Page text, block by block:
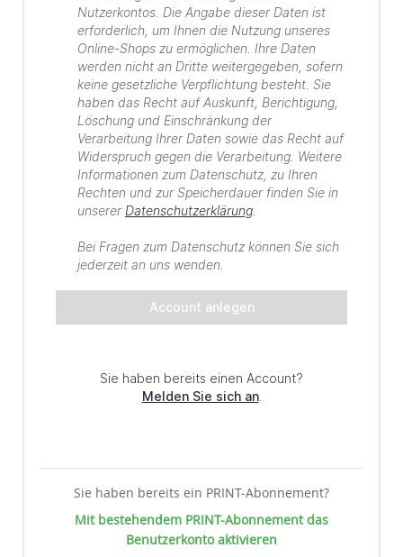
Sie haben bereits ein PRINT-Abonnement?
Mit bestehendem PRINT-Abonnement das
Benutzerkonto aktivieren